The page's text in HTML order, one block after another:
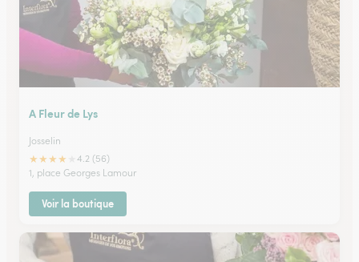
A Fleur de Lys
Josselin
★★★★
4.2 (56)
1, place Georges Lamour
Voir la boutique